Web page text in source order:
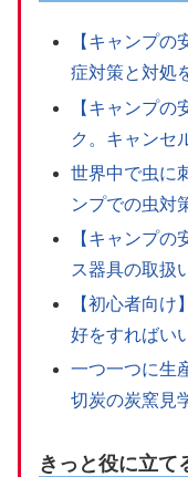
【キャンプ
症対策と対処
【キャンプ
ク。キャンセ
世界中で虫に
ンプでの虫対
【キャンプ
ス器具の取扱
【初心者向
好をすればい
一つ一つに生
切炭の炭窯見
きっと役に立て